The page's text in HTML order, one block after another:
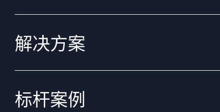
解决方案
标杆案例